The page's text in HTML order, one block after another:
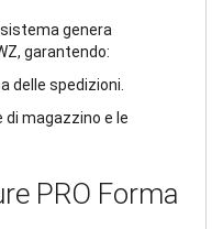
sistema genera
garantendo:
delle spedizioni.
di magazzino e le
PRO Forma